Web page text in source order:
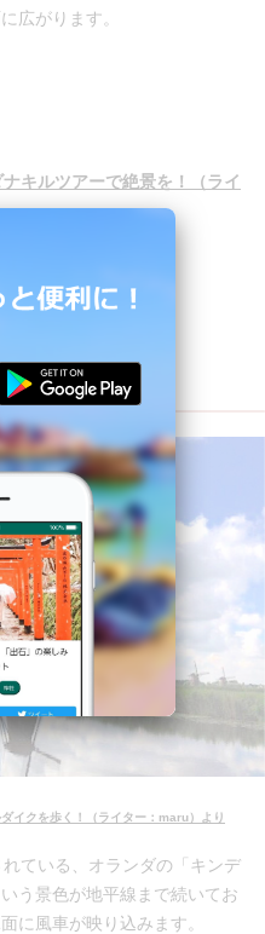
広がります。
キルツアーで絶景を！（ライ
）
イクを歩く！（ライター：maru）より
ている、オランダの「キンデ
う景色が地平線まで続いてお
に風車が映り込みます。